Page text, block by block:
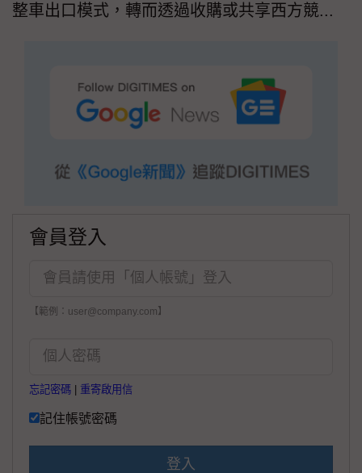
整車出口模式，轉而透過收購或共享西方競...
會員登入
【範例：user@company.com】
忘記密碼 重寄啟用信
記住帳號密碼
登入